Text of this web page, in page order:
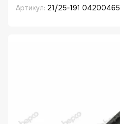
Артикул: 21/25-191 04200465